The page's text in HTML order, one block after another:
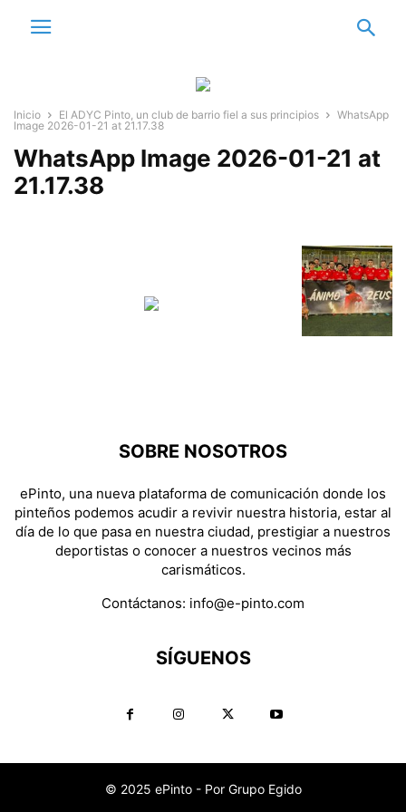
Inicio El ADYC Pinto, un club de barrio fiel a sus principios
WhatsApp
Image 2026-01-21 at 21.17.38
WhatsApp Image 2026-01-21 at
21.17.38
SOBRE NOSOTROS
ePinto, una nueva plataforma de comunicación donde los
pinteños podemos acudir a revivir nuestra historia, estar al
día de lo que pasa en nuestra ciudad, prestigiar a nuestros
deportistas o conocer a nuestros vecinos más
carismáticos.
Contáctanos: info@e-pinto.com
SÍGUENOS
© 2025 ePinto - Por Grupo Egido